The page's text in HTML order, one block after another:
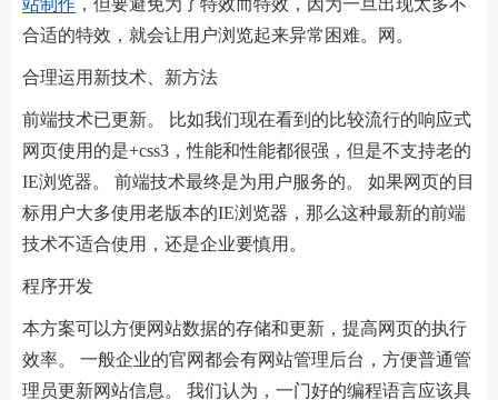
合适的特效，就会让用户浏览起来异常困难。网。
合理运用新技术、新方法
前端技术已更新。 比如我们现在看到的比较流行的响应式
网页使用的是+css3，性能和性能都很强，但是不支持老的
IE浏览器。 前端技术最终是为用户服务的。 如果网页的目
标用户大多使用老版本的IE浏览器，那么这种最新的前端
技术不适合使用，还是企业要慎用。
程序开发
本方案可以方便网站数据的存储和更新，提高网页的执行
效率。 一般企业的官网都会有网站管理后台，方便普通管
理员更新网站信息。 我们认为，一门好的编程语言应该具